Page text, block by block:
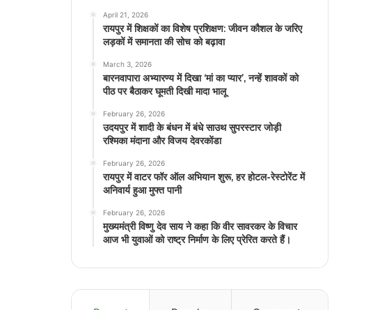
April 21, 2026
रायपुर में शिक्षकों का विशेष प्रशिक्षण: जीवन कौशल के जरिए
लड़कों में समानता की सोच को बढ़ावा
March 3, 2026
बारनवापारा अभ्यारण्य में दिखा ‘मां का प्यार’, नन्हें शावकों को
पीठ पर बैठाकर घूमती दिखी मादा भालू
February 26, 2026
उदयपुर में शादी के बंधन में बंधे साउथ सुपरस्टार जोड़ी
रश्मिका मंदाना और विजय देवरकोंडा
February 26, 2026
रायपुर में वाटर फॉर ऑल अभियान शुरू, हर होटल-रेस्टोरेंट में
अनिवार्य हुआ मुफ्त पानी
February 26, 2026
मुख्यमंत्री विष्णु देव साय ने कहा कि वीर सावरकर के विचार
आज भी युवाओं को राष्ट्र निर्माण के लिए प्रेरित करते हैं।